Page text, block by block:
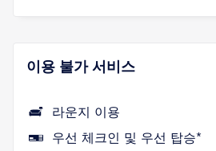
이용 불가 서비스
라운지 이용
우선 체크인 및 우선 탑승*